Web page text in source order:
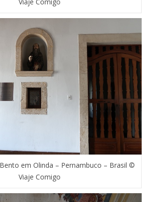
em Olinda – Pernambuco – Brasil ©
Viaje Comigo